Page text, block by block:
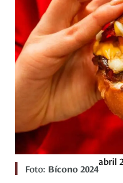
Foto: Bícono 2024
abril